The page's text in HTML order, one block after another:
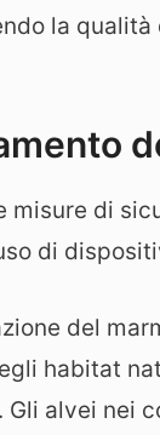
la
misure di
di
del
habitat
Gli alvei nei